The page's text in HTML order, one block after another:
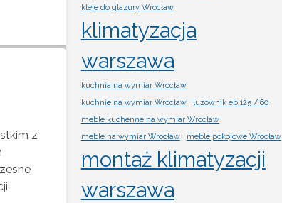
z
kleje do glazury Wrocław
klimatyzacja
warszawa
kuchnia na wymiar Wrocław
kuchnie na wymiar Wrocław
luzownik eb 125 / 60
meble kuchenne na wymiar Wrocław
meble na wymiar Wrocław
meble pokojowe Wrocław
montaż klimatyzacji
warszawa